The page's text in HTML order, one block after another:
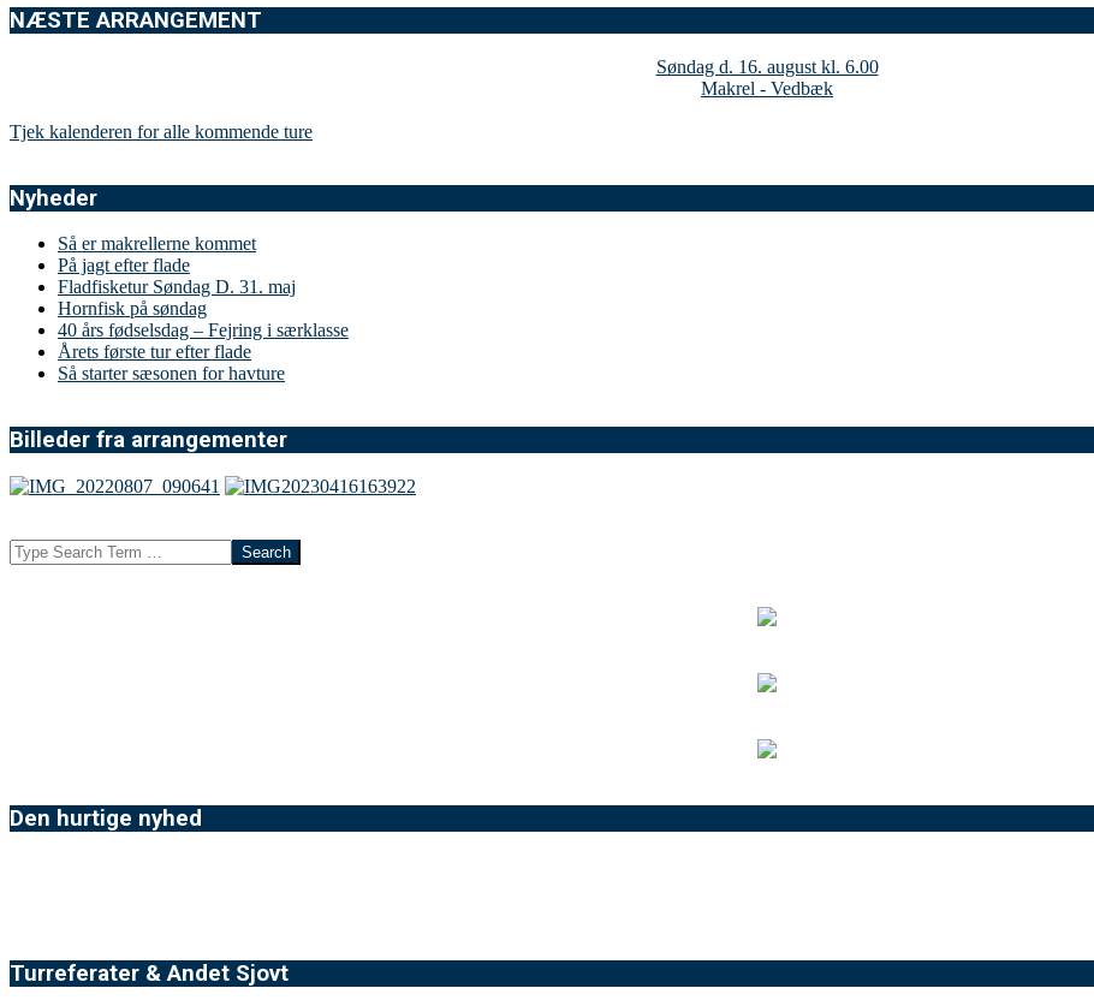
NÆSTE ARRANGEMENT
Søndag d. 16. august kl. 6.00
Makrel - Vedbæk
Tjek kalenderen for alle kommende ture
Nyheder
Så er makrellerne kommet
På jagt efter flade
Fladfisketur Søndag D. 31. maj
Hornfisk på søndag
40 års fødselsdag – Fejring i særklasse
Årets første tur efter flade
Så starter sæsonen for havture
Billeder fra arrangementer
Search
Den hurtige nyhed
Turreferater & Andet Sjovt